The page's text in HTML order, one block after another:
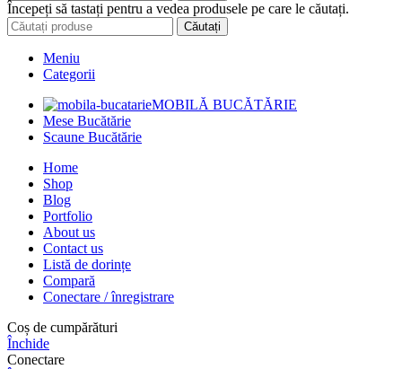
Începeți să tastați pentru a vedea produsele pe care le căutați.
Căutați
Meniu
Categorii
MOBILĂ BUCĂTĂRIE
Mese Bucătărie
Scaune Bucătărie
Home
Shop
Blog
Portfolio
About us
Contact us
Listă de dorințe
Compară
Conectare / înregistrare
Coș de cumpărături
Închide
Conectare